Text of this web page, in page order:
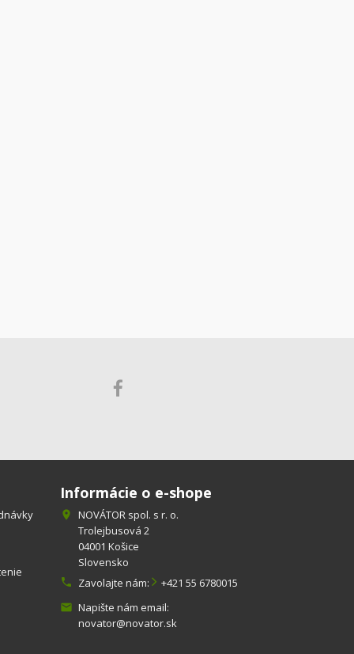
Informácie o e-shope

NOVÁTOR spol. s r. o.
Trolejbusová 2
04001 Košice
Slovensko
 Zavolajte nám: +421 55 6780015
 Napište nám email:
novator@novator.sk